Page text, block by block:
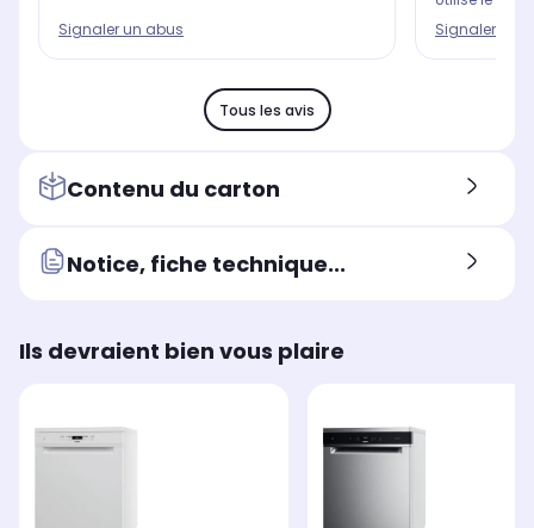
Signaler un abus
Signaler un
Tous les avis
Contenu du carton
Notice, fiche technique...
Ils devraient bien vous plaire